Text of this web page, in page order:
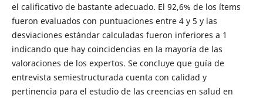
el calificativo de bastante adecuado. El 92,6% de los ítems
fueron evaluados con puntuaciones entre 4 y 5 y las
desviaciones estándar calculadas fueron inferiores a 1
indicando que hay coincidencias en la mayoría de las
valoraciones de los expertos. Se concluye que guía de
entrevista semiestructurada cuenta con calidad y
pertinencia para el estudio de las creencias en salud en